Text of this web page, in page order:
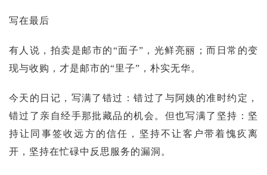
写在最后
有人说，拍卖是邮市的“面子”，光鲜亮丽；而日常的变
现与收购，才是邮市的“里子”，朴实无华。
今天的日记，写满了错过：错过了与阿姨的准时约定，
错过了亲自经手那批藏品的机会。但也写满了坚持：坚
持让同事签收远方的信任，坚持不让客户带着愧疚离
开，坚持在忙碌中反思服务的漏洞。